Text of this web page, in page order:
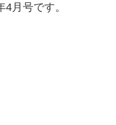
月号です。